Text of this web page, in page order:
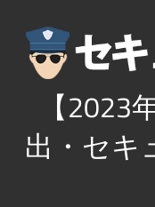
【2023
出・セキ